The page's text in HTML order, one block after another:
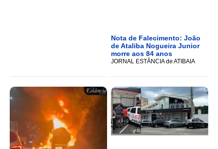
Nota de Falecimento: João
de Ataliba Nogueira Junior
morre aos 84 anos
JORNAL ESTÂNCIA de ATIBAIA